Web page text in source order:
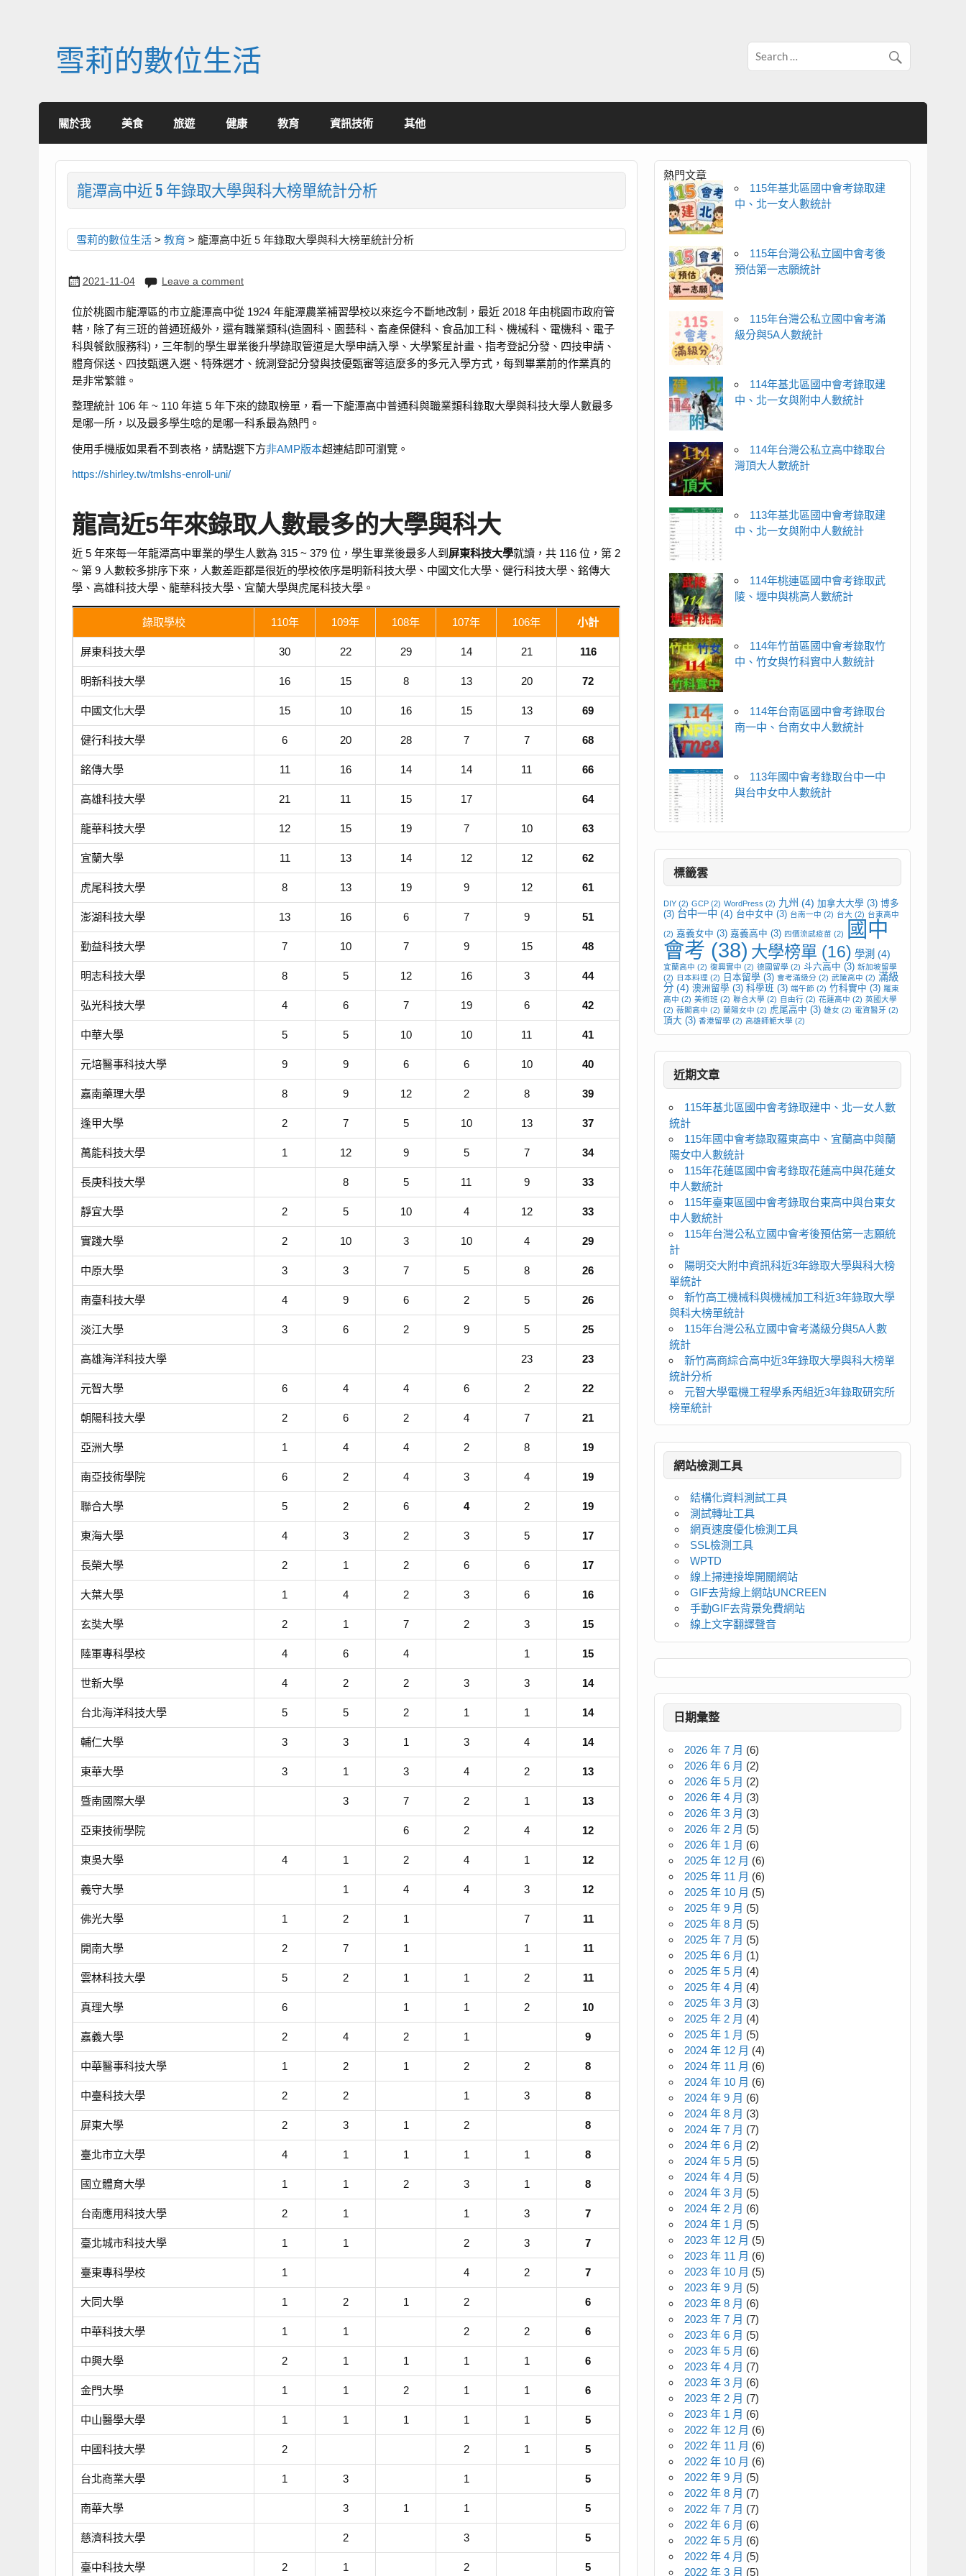
雪莉的數位生活
關於我 美食 旅遊 健康 教育 資訊技術 其他
龍潭高中近 5 年錄取大學與科大榜單統計分析
雪莉的數位生活> 教育> 龍潭高中近 5 年錄取大學與科大榜單統計分析
2021-11-04 Leave a comment
位於桃園市龍潭區的市立龍潭高中從 1924 年龍潭農業補習學校以來迄今不斷地改制，最近 2018 年由桃園市政府管
轄，除了有三班的普通班級外，還有職業類科(造園科、園藝科、畜產保健科、食品加工科、機械科、電機科、電子
科與餐飲服務科)，三年制的學生畢業後升學錄取管道是大學申請入學、大學繁星計畫、指考登記分發、四技申請、
體育保送、四技甄選入選、特殊選才、統測登記分發與技優甄審等這麼多的多元入學方式，每到畢業前的作業真的
是非常繁雜。
整理統計 106 年 ~ 110 年這 5 年下來的錄取榜單，看一下龍潭高中普通科與職業類科錄取大學與科技大學人數最多
是哪一所，以及最多學生唸的是哪一科系最為熱門。
使用手機版如果看不到表格，請點選下方非AMP版本超連結即可瀏覽。
https://shirley.tw/tmlshs-enroll-uni/
龍高近5年來錄取人數最多的大學與科大
近 5 年來每一年龍潭高中畢業的學生人數為 315 ~ 379 位，學生畢業後最多人到 屏東科技大學就讀，共 116 位，第 2
~ 第 9 人數較多排序下來，人數差距都是很近的學校依序是明新科技大學、中國文化大學、健行科技大學、銘傳大
學、高雄科技大學、龍華科技大學、宜蘭大學與虎尾科技大學。
錄取學校 110年 109年 108年 107年 106年 小計
屏東科技大學 30 22 29 14 21 116
明新科技大學 16 15 8 13 20 72
中國文化大學 15 10 16 15 13 69
健行科技大學 6 20 28 7 7 68
銘傳大學 11 16 14 14 11 66
高雄科技大學 21 11 15 17 64
龍華科技大學 12 15 19 7 10 63
宜蘭大學 11 13 14 12 12 62
虎尾科技大學 8 13 19 9 12 61
澎湖科技大學 13 16 6 7 9 51
勤益科技大學 7 10 7 9 15 48
明志科技大學 8 5 12 16 3 44
弘光科技大學 4 6 7 19 6 42
中華大學 5 5 10 10 11 41
元培醫事科技大學 9 9 6 6 10 40
嘉南藥理大學 8 9 12 2 8 39
逢甲大學 2 7 5 10 13 37
萬能科技大學 1 12 9 5 7 34
長庚科技大學 8 5 11 9 33
靜宜大學 2 5 10 4 12 33
實踐大學 2 10 3 10 4 29
中原大學 3 3 7 5 8 26
南臺科技大學 4 9 6 2 5 26
淡江大學 3 6 2 9 5 25
高雄海洋科技大學 23 23
元智大學 6 4 4 6 2 22
朝陽科技大學 2 6 2 4 7 21
亞洲大學 1 4 4 2 8 19
南亞技術學院 6 2 4 3 4 19
聯合大學 5 2 6 4 2 19
東海大學 4 3 2 3 5 17
長榮大學 2 1 2 6 6 17
大葉大學 1 4 2 3 6 16
玄奘大學 2 1 7 2 3 15
陸軍專科學校 4 6 4 1 15
世新大學 4 2 2 3 3 14
台北海洋科技大學 5 5 2 1 1 14
輔仁大學 3 3 1 3 4 14
東華大學 3 1 3 4 2 13
暨南國際大學 3 7 2 1 13
亞東技術學院 6 2 4 12
東吳大學 4 1 2 4 1 12
義守大學 1 4 4 3 12
佛光大學 1 2 1 7 11
開南大學 2 7 1 1 11
雲林科技大學 5 2 1 1 2 11
真理大學 6 1 1 2 10
嘉義大學 2 4 2 1 9
中華醫事科技大學 1 2 1 2 2 8
中臺科技大學 2 2 1 3 8
屏東大學 2 3 1 2 8
臺北市立大學 4 1 1 1 1 8
國立體育大學 1 1 2 3 1 8
台南應用科技大學 2 1 1 3 7
臺北城市科技大學 1 1 2 3 7
臺東專科學校 1 4 2 7
大同大學 1 2 1 2 6
中華科技大學 1 1 2 2 6
中興大學 2 1 1 1 1 6
金門大學 1 1 2 1 1 6
中山醫學大學 1 1 1 1 1 5
中國科技大學 2 2 1 5
台北商業大學 1 3 1 5
南華大學 3 1 1 5
慈濟科技大學 2 3 5
臺中科技大學 2 1 2 5
熱門文章
115年基北區國中會考錄取建
中、北一女人數統計
115年台灣公私立國中會考後
預估第一志願統計
115年台灣公私立國中會考滿
級分與5A人數統計
114年基北區國中會考錄取建
中、北一女與附中人數統計
114年台灣公私立高中錄取台
灣頂大人數統計
113年基北區國中會考錄取建
中、北一女與附中人數統計
114年桃連區國中會考錄取武
陵、壢中與桃高人數統計
114年竹苗區國中會考錄取竹
中、竹女與竹科實中人數統計
114年台南區國中會考錄取台
南一中、台南女中人數統計
113年國中會考錄取台中一中
與台中女中人數統計
標籤雲
DIY (2) GCP (2) WordPress (2) 九州 (4) 加拿大大學 (3) 博多
(3) 台中一中 (4) 台中女中 (3) 台南一中 (2) 台大 (2) 台東高中
(2) 嘉義女中 (3) 嘉義高中 (3) 四價流感疫苗 (2)
國中
會考 (38) 大學榜單 (16) 學測 (4)
宜蘭高中 (2) 復興實中 (2) 德國留學 (2) 斗六高中 (3) 新加坡留學
(2) 日本料理 (2) 日本留學 (3) 會考滿級分 (2) 武陵高中 (2) 滿級
分 (4) 澳洲留學 (3) 科學班 (3) 端午節 (2) 竹科實中 (3) 羅東
高中 (2) 美術班 (2) 聯合大學 (2) 自由行 (2) 花蓮高中 (2) 英國大學
(2) 薇閣高中 (2) 蘭陽女中 (2) 虎尾高中 (3) 雄女 (2) 電資醫牙 (2)
頂大 (3) 香港留學 (2) 高雄師範大學 (2)
近期文章
115年基北區國中會考錄取建中、北一女人數
統計
115年國中會考錄取羅東高中、宜蘭高中與蘭
陽女中人數統計
115年花蓮區國中會考錄取花蓮高中與花蓮女
中人數統計
115年臺東區國中會考錄取台東高中與台東女
中人數統計
115年台灣公私立國中會考後預估第一志願統
計
陽明交大附中資訊科近3年錄取大學與科大榜
單統計
新竹高工機械科與機械加工科近3年錄取大學
與科大榜單統計
115年台灣公私立國中會考滿級分與5A人數
統計
新竹高商綜合高中近3年錄取大學與科大榜單
統計分析
元智大學電機工程學系丙組近3年錄取研究所
榜單統計
網站檢測工具
結構化資料測試工具
測試轉址工具
網頁速度優化檢測工具
SSL檢測工具
WPTD
線上掃連接埠開關網站
GIF去背線上網站UNCREEN
手動GIF去背景免費網站
線上文字翻譯聲音
日期彙整
2026 年 7 月 (6)
2026 年 6 月 (2)
2026 年 5 月 (2)
2026 年 4 月 (3)
2026 年 3 月 (3)
2026 年 2 月 (5)
2026 年 1 月 (6)
2025 年 12 月 (6)
2025 年 11 月 (6)
2025 年 10 月 (5)
2025 年 9 月 (5)
2025 年 8 月 (5)
2025 年 7 月 (5)
2025 年 6 月 (1)
2025 年 5 月 (4)
2025 年 4 月 (4)
2025 年 3 月 (3)
2025 年 2 月 (4)
2025 年 1 月 (5)
2024 年 12 月 (4)
2024 年 11 月 (6)
2024 年 10 月 (6)
2024 年 9 月 (6)
2024 年 8 月 (3)
2024 年 7 月 (7)
2024 年 6 月 (2)
2024 年 5 月 (5)
2024 年 4 月 (5)
2024 年 3 月 (5)
2024 年 2 月 (6)
2024 年 1 月 (5)
2023 年 12 月 (5)
2023 年 11 月 (6)
2023 年 10 月 (5)
2023 年 9 月 (5)
2023 年 8 月 (6)
2023 年 7 月 (7)
2023 年 6 月 (5)
2023 年 5 月 (6)
2023 年 4 月 (7)
2023 年 3 月 (6)
2023 年 2 月 (7)
2023 年 1 月 (6)
2022 年 12 月 (6)
2022 年 11 月 (6)
2022 年 10 月 (6)
2022 年 9 月 (5)
2022 年 8 月 (7)
2022 年 7 月 (7)
2022 年 6 月 (6)
2022 年 5 月 (6)
2022 年 4 月 (5)
2022 年 3 月 (5)